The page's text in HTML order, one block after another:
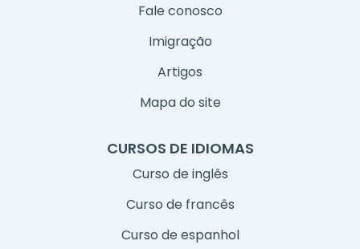
Fale conosco
Imigração
Artigos
Mapa do site
CURSOS DE IDIOMAS
Curso de inglês
Curso de francês
Curso de espanhol